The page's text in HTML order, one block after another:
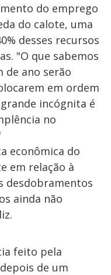
do emprego
do calote, uma
desses recursos
"O que sabemos
de ano serão
em ordem
incógnita é
no
econômica do
em relação à
desdobramentos
ainda não
feito pela
de um